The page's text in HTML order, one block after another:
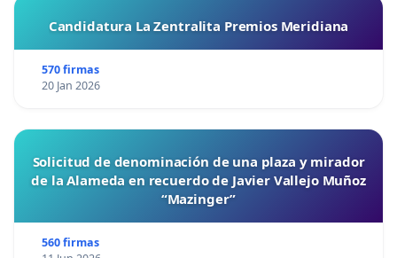
Candidatura La Zentralita Premios Meridiana
570 firmas
20 Jan 2026
Solicitud de denominación de una plaza y mirador
de la Alameda en recuerdo de Javier Vallejo Muñoz
“Mazinger”
560 firmas